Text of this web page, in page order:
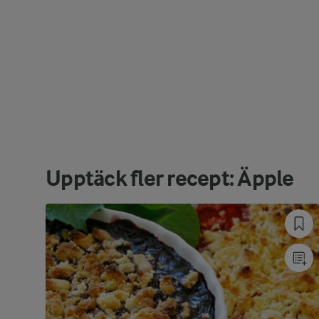
Upptäck fler recept: Äpple